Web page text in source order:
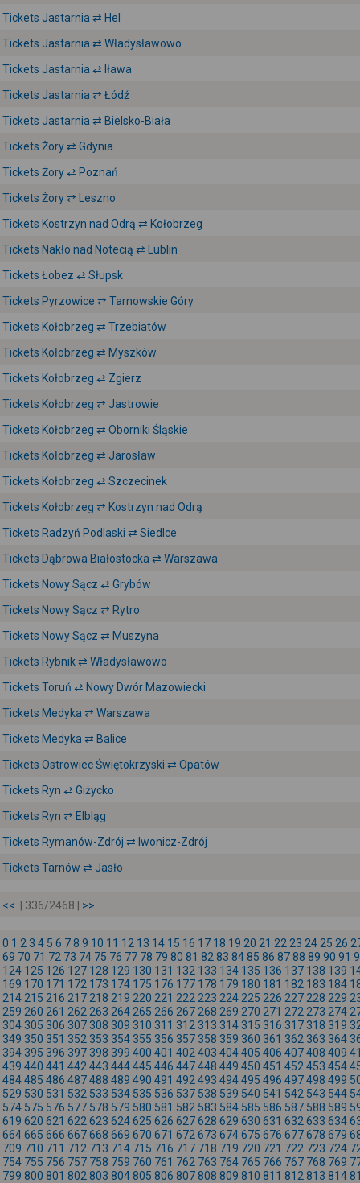
Tickets Jastarnia ⇄ Hel
Tickets Jastarnia ⇄ Władysławowo
Tickets Jastarnia ⇄ Iława
Tickets Jastarnia ⇄ Łódź
Tickets Jastarnia ⇄ Bielsko-Biała
Tickets Żory ⇄ Gdynia
Tickets Żory ⇄ Poznań
Tickets Żory ⇄ Leszno
Tickets Kostrzyn nad Odrą ⇄ Kołobrzeg
Tickets Nakło nad Notecią ⇄ Lublin
Tickets Łobez ⇄ Słupsk
Tickets Pyrzowice ⇄ Tarnowskie Góry
Tickets Kołobrzeg ⇄ Trzebiatów
Tickets Kołobrzeg ⇄ Myszków
Tickets Kołobrzeg ⇄ Zgierz
Tickets Kołobrzeg ⇄ Jastrowie
Tickets Kołobrzeg ⇄ Oborniki Śląskie
Tickets Kołobrzeg ⇄ Jarosław
Tickets Kołobrzeg ⇄ Szczecinek
Tickets Kołobrzeg ⇄ Kostrzyn nad Odrą
Tickets Radzyń Podlaski ⇄ Siedlce
Tickets Dąbrowa Białostocka ⇄ Warszawa
Tickets Nowy Sącz ⇄ Grybów
Tickets Nowy Sącz ⇄ Rytro
Tickets Nowy Sącz ⇄ Muszyna
Tickets Rybnik ⇄ Władysławowo
Tickets Toruń ⇄ Nowy Dwór Mazowiecki
Tickets Medyka ⇄ Warszawa
Tickets Medyka ⇄ Balice
Tickets Ostrowiec Świętokrzyski ⇄ Opatów
Tickets Ryn ⇄ Giżycko
Tickets Ryn ⇄ Elbląg
Tickets Rymanów-Zdrój ⇄ Iwonicz-Zdrój
Tickets Tarnów ⇄ Jasło
<< | 336/2468 | >>
0 1 2 3 4 5 6 78 9 10 11 12 13 14 15 16 17 18 19 20 21 22 23 24 25 26
69 70 71 72 73 74 75 76 77 78 79 80 81 82 83 8485 86 8788 89 90 91
124 125 126 127 128 129 130 131 132 133 134 135 136 137 138 139
169 170 171 172 173 174 175 176 177 178 179 180 181 182 183 184
214 215 216 217 218 219 220 221 222 223 224 225 226 227 228 229
259 260 261 262 263 264 265 266 267 268 269 270 271 272 273 274
304 305 306 307 308 309 310 311 312 313 314 315 316 317 318 319
349 350 351 352 353 354 355 356 357 358 359 360 361 362 363 364
394 395 396 397 398 399 400 401 402 403 404405 406 407408 409
439 440 441 442 443 444445 446 447448 449 450 451 452 453 454
484485 486 487488 489 490 491 492 493 494495 496 497498 499
529 530 531 532 533 534 535 536 537 538 539 540 541 542 543 544
574 575 576 577 578 579 580 581 582 583 584 585 586 587 588 589
619 620 621 622 623 624625 626 627628 629 630 631 632 633 634
664665 666 667668 669 670 671 672 673 674675 676 677678 679
709 710 711 712 713 714 715 716 717 718 719 720 721 722 723 724
754 755 756 757 758 759 760 761 762 763 764 765 766 767 768 769
799 800 801 802 803 804805 806 807808 809 810 811 812 813 814